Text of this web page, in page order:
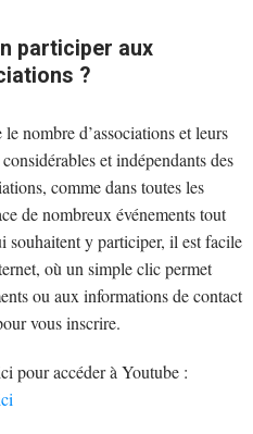
participer aux
?
nombre d’associations et leurs
et indépendants des
comme dans toutes les
de nombreux événements tout
souhaitent y participer, il est facile
où un simple clic permet
ou aux informations de contact
vous inscrire.
pour accéder à Youtube :